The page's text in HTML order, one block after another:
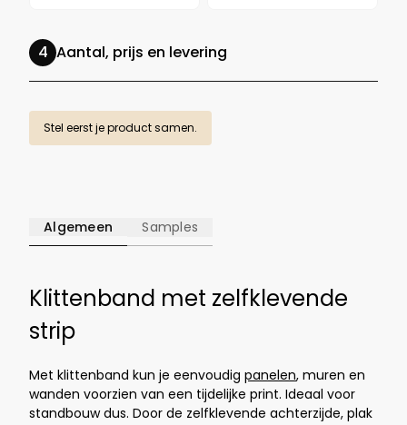
Aantal, prijs en levering
Stel eerst je product samen.
Algemeen Samples
Klittenband met zelfklevende
strip
Met klittenband kun je eenvoudig panelen, muren en
wanden voorzien van een tijdelijke print. Ideaal voor
standbouw dus. Door de zelfklevende achterzijde, plak